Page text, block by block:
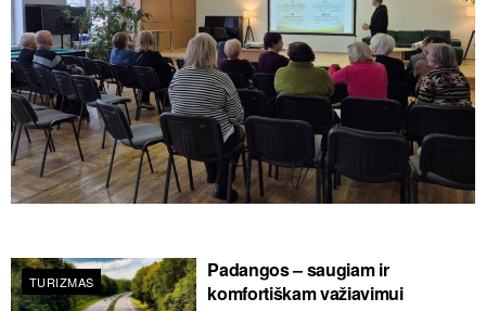
TURIZMAS
Padangos – saugiam ir
komfortiškam važiavimui